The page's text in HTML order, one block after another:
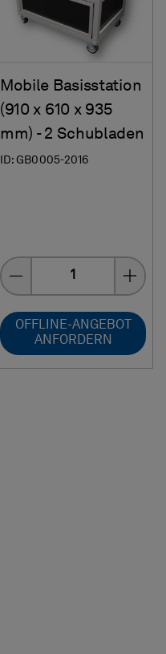
Mobile Basisstation
(910 x 610 x 935
mm) - 2 Schubladen
ID: GB0005-2016
OFFLINE-ANGEBOT
ANFORDERN